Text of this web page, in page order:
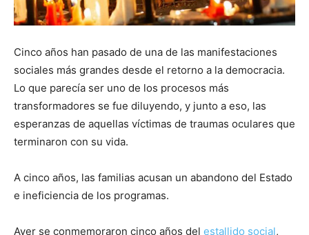
Cinco años han pasado de una de las manifestaciones
sociales más grandes desde el retorno a la democracia.
Lo que parecía ser uno de los procesos más
transformadores se fue diluyendo, y junto a eso, las
esperanzas de aquellas víctimas de traumas oculares que
terminaron con su vida.
A cinco años, las familias acusan un abandono del Estado
e ineficiencia de los programas.
Ayer se conmemoraron cinco años del estallido social,